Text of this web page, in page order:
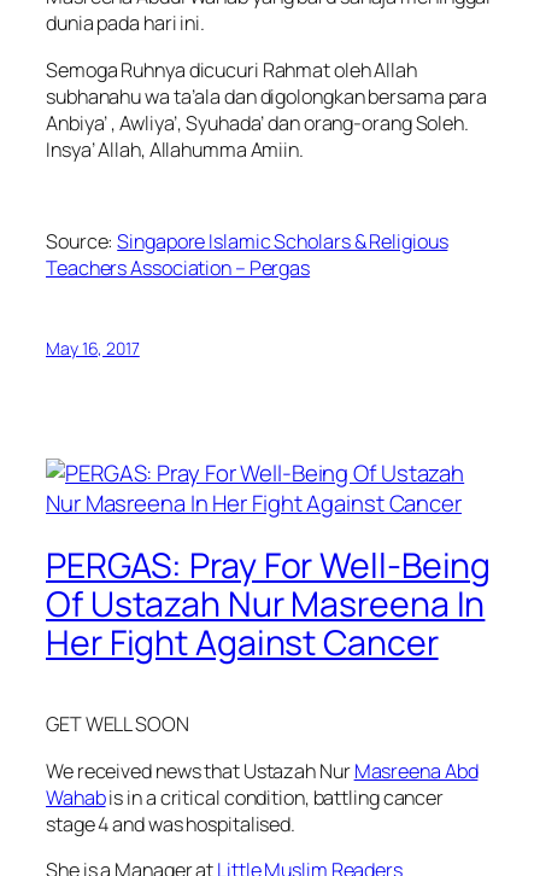
dunia pada hari ini.
Semoga Ruhnya dicucuri Rahmat oleh Allah
subhanahu wa ta’ala dan digolongkan bersama para
Anbiya’ , Awliya’, Syuhada’ dan orang-orang Soleh.
Insya’ Allah, Allahumma Amiin.
Source:Singapore Islamic Scholars & Religious
Teachers Association – Pergas
May 16, 2017
PERGAS: Pray For Well-Being
Of Ustazah Nur Masreena In
Her Fight Against Cancer
GET WELL SOON
We received news that Ustazah NurMasreena Abd
Wahabis in a critical condition, battling cancer
stage 4 and was hospitalised.
She is a Manager atLittle Muslim Readers